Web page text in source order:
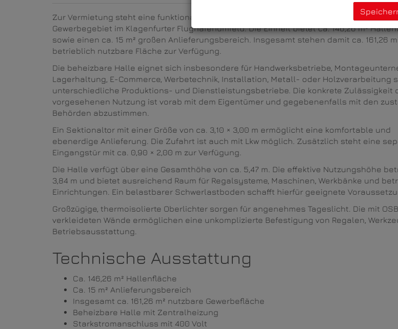
Zur Vermietung steht eine funktionale und vielseitig nutzbare Gewerbehalle in einem
Gewerbegebiet im Klagenfurter Flughafenumfeld. Die Einheit bietet ca. 146,26 m²
sowie einen ca. 15 m² großen Anlieferungsbereich. Insgesamt stehen damit ca. 161,26
betrieblich nutzbare Fläche zur Verfügung.
Die beheizbare Halle eignet sich insbesondere für Handwerksbetriebe,
Lagerhaltung, E-Commerce, Werbetechnik, Installation, Metall- oder Holzverarbeitung
unterschiedliche Produktions- und Dienstleistungsbetriebe. Die konkrete Zulässigkeit
vorgesehenen Nutzung ist vorab mit dem Eigentümer und gegebenenfalls mit den
Behörden abzustimmen.
Ein Sektionaltor mit einer Größe von ca. 3,10 × 3,00 m ermöglicht eine komfortable und
ebenerdige Anlieferung. Die Zufahrt ist auch mit Lkw möglich. Zusätzlich steht eine
Eingangstür mit ca. 0,90 × 2,00 m zur Verfügung.
Die Halle verfügt über eine Gesamthöhe von ca. 5,47 m. Die effektive Nutzungshöhe
3,84 m und bietet ausreichend Raum für Regalsysteme, Maschinen, Werkbänke und
Einrichtungen. Ein belastbarer Schwerlastboden schafft hierfür geeignete
Großzügige, thermoisolierte Oberlichter sorgen für angenehmes Tageslicht. Die mit
verkleideten Wände ermöglichen eine unkomplizierte Befestigung von Regalen,
Betriebsausstattung.
Technische Ausstattung
Ca. 146,26 m² Hallenfläche
Ca. 15 m² Anlieferungsbereich
Insgesamt ca. 161,26 m² nutzbare Gewerbefläche
Beheizbare Halle mit Zentralheizung
Starkstromanschluss mit 400 Volt